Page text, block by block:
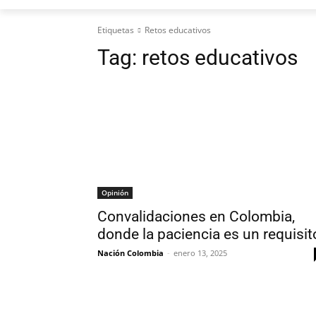
Etiquetas Retos educativos
Tag: retos educativos
Opinión
Convalidaciones en Colombia,
donde la paciencia es un
Nación Colombia - enero 13, 2025